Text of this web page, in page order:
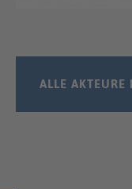
ALLE AKTEURE